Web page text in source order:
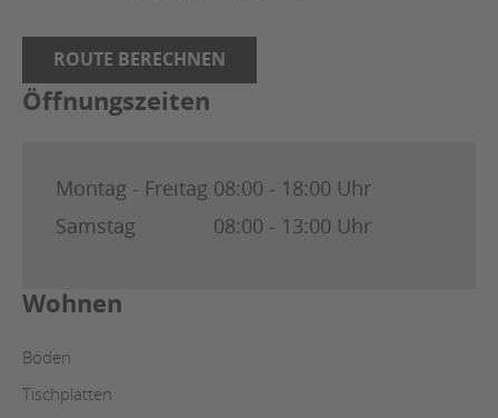
ROUTE BERECHNEN
Öffnungszeiten
Montag - Freitag 08:00 - 18:00 Uhr
Samstag
08:00 - 13:00 Uhr
Wohnen
Böden
Tischplatten